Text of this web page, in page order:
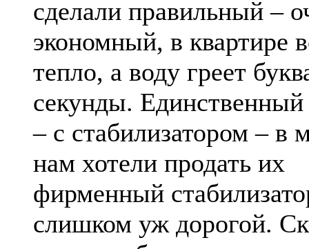
сделали правильный –
экономный, в квартире
тепло, а воду греет
секунды.
– с стабилизатором – в
нам хотели продать их
фирменный
слишком уж дорогой.